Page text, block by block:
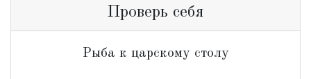
Проверь себя
Рыба к царскому столу